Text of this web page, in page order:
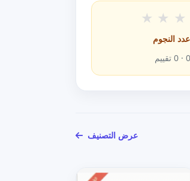
★ ★ ★
النجوم
0 تقييم
عرض التصنيف